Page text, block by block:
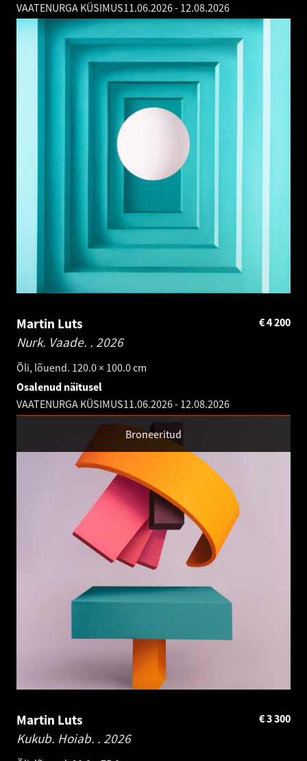
VAATENURGA KÜSIMUS11.06.2026- 12.08.2026
Martin Luts
Nurk. Vaade. . 2026
Õli, lõuend. 120.0 × 100.0 cm
4 200
€
Osalenud näitusel
VAATENURGA KÜSIMUS11.06.2026- 12.08.2026
Broneeritud
Martin Luts
Kukub. Hoiab. . 2026
3 300
€